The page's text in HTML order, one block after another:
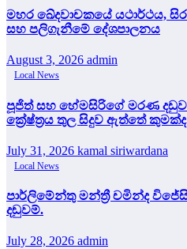
මහර ඛේදවාචකයේ යථාර්ථය,
සහ පලිගැනීමේ දේශපාලනය
August 3, 2026 admin
Local News
පූජිත් සහ හේමසිරිගේ මරණ
ක්‍රේෂ්ත්‍රය තුල සිදුව ඇත්තේ කුමක්ද
July 31, 2026 kamal siriwardana
Local News
පාර්ලිමේන්තු මන්ත්‍රී චමින්ද
දඬුවම්.
July 28, 2026 admin